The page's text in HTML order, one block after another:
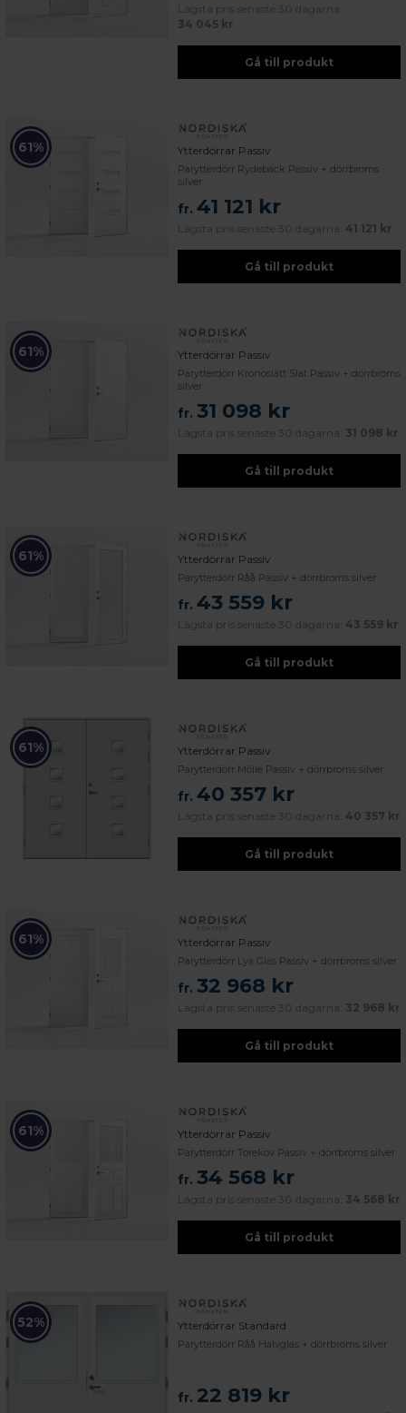
Lägsta pris senaste 30 dagarna:
34 045 kr
Gå till produkt
61% Ytterdörrar Passiv
Parytterdörr Rydebäck Passiv + dörrbroms
silver
fr. 41 121 kr
Lägsta pris senaste 30 dagarna: 41 121 kr
Gå till produkt
61% Ytterdörrar Passiv
Parytterdörr Kronoslätt Slät Passiv + dörrbroms
silver
fr. 31 098 kr
Lägsta pris senaste 30 dagarna: 31 098 kr
Gå till produkt
61% Ytterdörrar Passiv
Parytterdörr Råå Passiv + dörrbroms silver
fr. 43 559 kr
Lägsta pris senaste 30 dagarna: 43 559 kr
Gå till produkt
61% Ytterdörrar Passiv
Parytterdörr Mölle Passiv + dörrbroms silver
fr. 40 357 kr
Lägsta pris senaste 30 dagarna: 40 357 kr
Gå till produkt
61% Ytterdörrar Passiv
Parytterdörr Lya Glas Passiv + dörrbroms silver
fr. 32 968 kr
Lägsta pris senaste 30 dagarna: 32 968 kr
Gå till produkt
61% Ytterdörrar Passiv
Parytterdörr Torekov Passiv + dörrbroms silver
fr. 34 568 kr
Lägsta pris senaste 30 dagarna: 34 568 kr
Gå till produkt
52% Ytterdörrar Standard
Parytterdörr Råå Halvglas + dörrbroms silver
fr. 22 819 kr